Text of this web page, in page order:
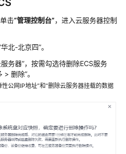
击“管理控制台”，进入云服务器控制
北-北京四”。
务器”，按需勾选待删除ECS服务
删除”。
公网IP地址”和“删除云服务器挂载的数据